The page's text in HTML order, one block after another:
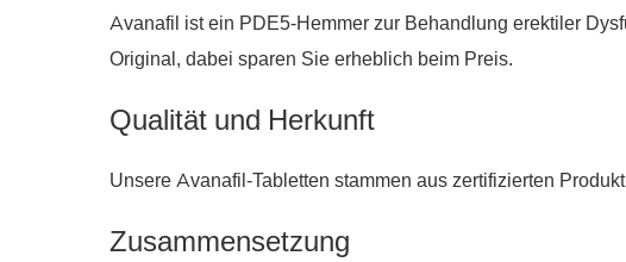
Avanafil ist ein PDE5-Hemmer zur Behandlung erektiler
Original, dabei sparen Sie erheblich beim Preis.
Qualität und Herkunft
Unsere Avanafil-Tabletten stammen aus zertifizierten
Zusammensetzung